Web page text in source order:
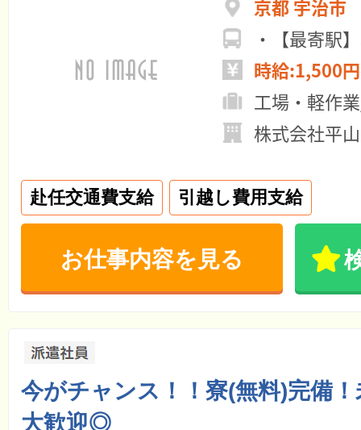
京都 宇治市
時給:1,500
工場・軽作
株式会社平
赴任交通費支給 引越し費用支給
お仕事内容を見る
今がチャンス！！寮(無料)完備
大歓迎◎